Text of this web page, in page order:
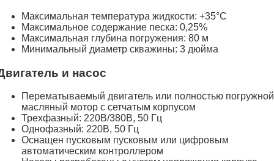
Максимальная температура жидкости: +35°C
Максимальное содержание песка: 0,25%
Максимальная глубина погружения: 80 м
Минимальный диаметр скважины: 3 дюйма
и насос
Перематываемый двигатель или полностью погружной
масляный мотор с сетчатым корпусом
Трехфазный: 220В/380В, 50 Гц
Однофазный: 220В, 50 Гц
Оснащен пусковым пусковым или цифровым
автоматическим контроллером